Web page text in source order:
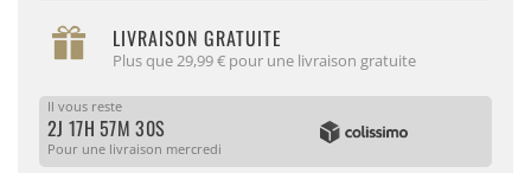
LIVRAISON GRATUITE
Plus que 29,99 € pour une livraison gratuite
Il vous reste
2J 17H 57M 30S
Pour une livraison mercredi